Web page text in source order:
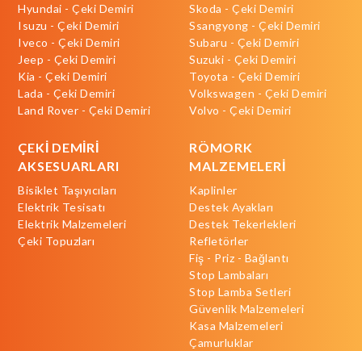
Hyundai - Çeki Demiri
Isuzu - Çeki Demiri
Iveco - Çeki Demiri
Jeep - Çeki Demiri
Kia - Çeki Demiri
Lada - Çeki Demiri
Land Rover - Çeki Demiri
Skoda - Çeki Demiri
Ssangyong - Çeki Demiri
Subaru - Çeki Demiri
Suzuki - Çeki Demiri
Toyota - Çeki Demiri
Volkswagen - Çeki Demiri
Volvo - Çeki Demiri
ÇEKİ DEMİRİ
AKSESUARLARI
Bisiklet Taşıyıcıları
Elektrik Tesisatı
Elektrik Malzemeleri
Çeki Topuzları
RÖMORK
MALZEMELERİ
Kaplinler
Destek Ayakları
Destek Tekerlekleri
Refletörler
Fiş - Priz - Bağlantı
Stop Lambaları
Stop Lamba Setleri
Güvenlik Malzemeleri
Kasa Malzemeleri
Çamurluklar